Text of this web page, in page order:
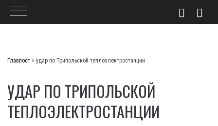
Главпост > удар по Трипольской теплоэлектростанции
УДАР ПО ТРИПОЛЬСКОЙ
ТЕПЛОЭЛЕКТРОСТАНЦИИ